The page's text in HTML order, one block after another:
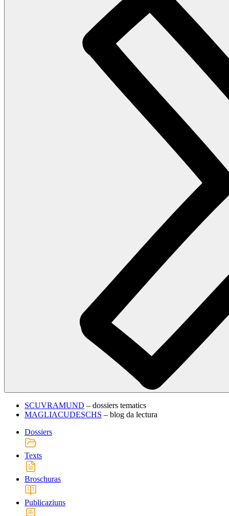
SCUVRAMUND – dossiers tematics
MAGLIACUDESCHS – blog da lectura
Dossiers
Texts
Broschuras
Publicaziuns